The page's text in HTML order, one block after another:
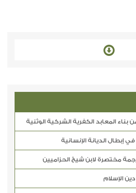
بناء المعابد الكفرية الشركية الوثنية
إبطال الديانة الإنسانية
مختصرة لابن شيخ الحزاميين
الإسلام